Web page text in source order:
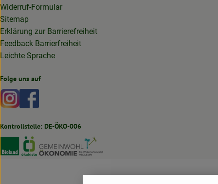
Widerruf-Formular
Sitemap
Erklärung zur Barrierefreiheit
Feedback Barrierfreiheit
Leichte Sprache
Folge uns auf
Externer Link zu https://www.instagram.com/
Kontrollstelle: DE-ÖKO-006
Externer Link zu https://www.bioland.de
Externer Link zu https://www.oekokiste.de